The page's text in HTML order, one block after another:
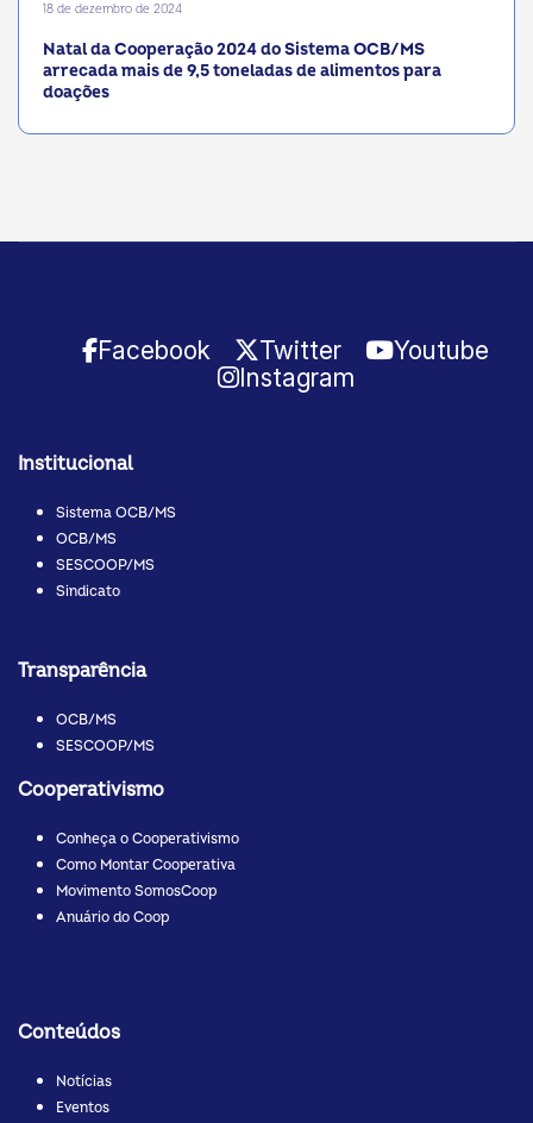
18 de dezembro de 2024
Natal da Cooperação 2024 do Sistema OCB/MS
arrecada mais de 9,5 toneladas de alimentos para
doações
Facebook Twitter
Youtube
Instagram
Institucional
Sistema OCB/MS
OCB/MS
SESCOOP/MS
Sindicato
Transparência
OCB/MS
SESCOOP/MS
Cooperativismo
Conheça o Cooperativismo
Como Montar Cooperativa
Movimento SomosCoop
Anuário do Coop
Conteúdos
Notícias
Eventos